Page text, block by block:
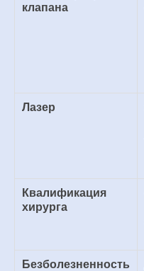
клапана
Лазер
Квалификация
хирурга
Безболезненность